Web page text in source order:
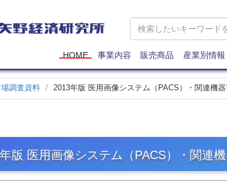
矢
野
研
究
所
HOME 事業内容 販売商品 産業別情報
調査資料 2013年版 医用画像システム（PACS）・関連機
版 医用画像システム（PACS）・関連